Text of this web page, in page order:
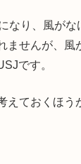
なり、風がな
ませんが、風
です。
えておくほう